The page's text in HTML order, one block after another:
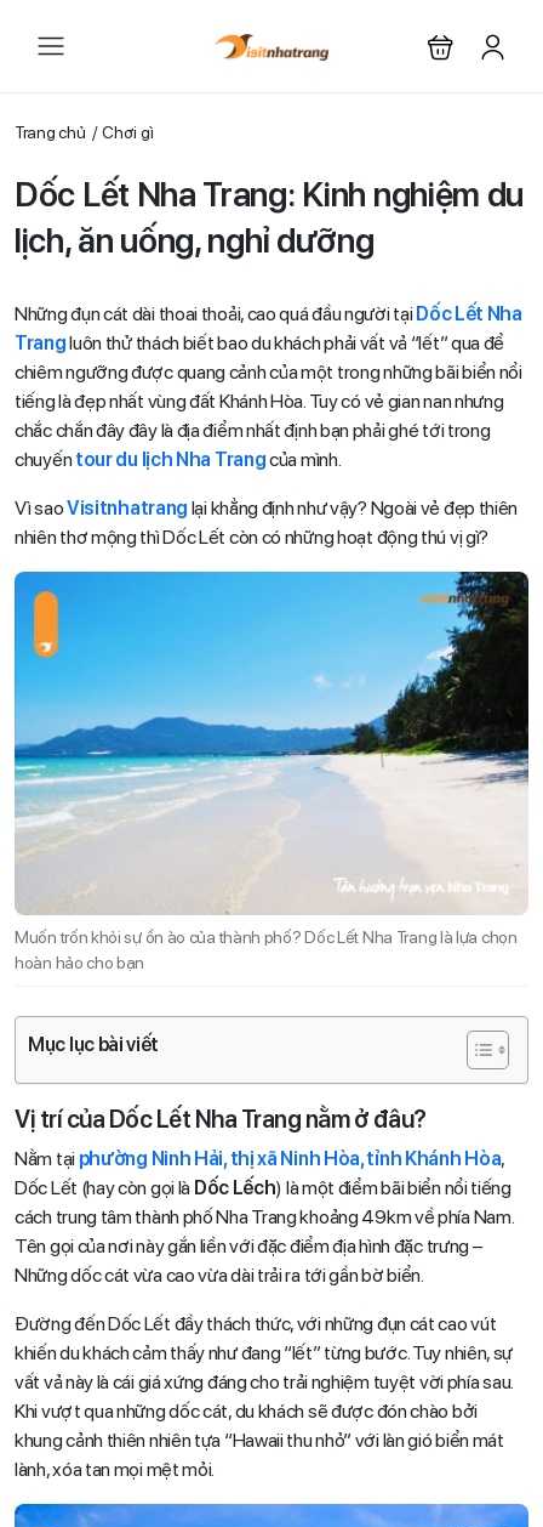
Trang chủ Chơi gì
Dốc Lết Nha Trang: Kinh nghiệm du
lịch, ăn uống, nghỉ dưỡng
Những đụn cát dài thoai thoải, cao quá đầu người tạiDốc Lết Nha
Trangluôn thử thách biết bao du khách phải vất vả “lết” qua để
chiêm ngưỡng được quang cảnh của một trong những bãi biển nổi
tiếng là đẹp nhất vùng đất Khánh Hòa. Tuy có vẻ gian nan nhưng
chắc chắn đây đây là địa điểm nhất định bạn phải ghé tới trong
chuyến tour du lịch Nha Trangcủa mình.
Vì saoVisitnhatrang lại khẳng định như vậy? Ngoài vẻ đẹp thiên
nhiên thơ mộng thì Dốc Lết còn có những hoạt động thú vị gì?
Muốn trốn khỏi sự ồn ào của thành phố? Dốc Lết Nha Trang là lựa chọn
hoàn hảo cho bạn
Mục lục bài viết
Vị trí của Dốc Lết Nha Trang nằm ở đâu?
Nằm tại phường Ninh Hải, thị xã Ninh Hòa, tỉnh Khánh Hòa,
Dốc Lết (hay còn gọi là Dốc Lếch) là một điểm bãi biển nổi tiếng
cách trung tâm thành phố Nha Trang khoảng 49km về phía Nam.
Tên gọi của nơi này gắn liền với đặc điểm địa hình đặc trưng –
Những dốc cát vừa cao vừa dài trải ra tới gần bờ biển.
Đường đến Dốc Lết đầy thách thức, với những đụn cát cao vút
khiến du khách cảm thấy như đang “lết” từng bước. Tuy nhiên, sự
vất vả này là cái giá xứng đáng cho trải nghiệm tuyệt vời phía sau.
Khi vượt qua những dốc cát, du khách sẽ được đón chào bởi
khung cảnh thiên nhiên tựa “Hawaii thu nhỏ” với làn gió biển mát
lành, xóa tan mọi mệt mỏi.